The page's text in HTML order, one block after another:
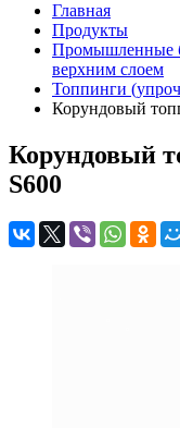
Главная
Продукты
Промышленные
верхним слоем
Топпинги
Корундовый
Корундовый
S600